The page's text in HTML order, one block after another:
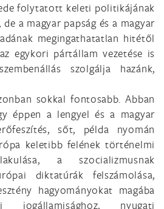
folytatott keleti politikájának
a magyar papság és a magyar
megingathatatlan hitétől
egykori pártállam vezetése is
szolgálja hazánk,
sokkal fontosabb. Abban
éppen a lengyel és a magyar
sőt, példa nyomán
keletibb felének történelmi
a szocializmusnak
diktatúrák felszámolása,
hagyományokat magába
jogállamisághoz, nyugati